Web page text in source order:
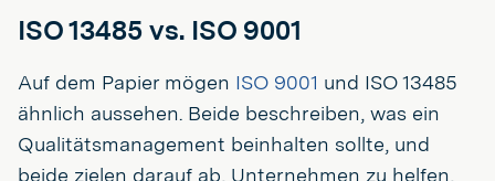
ISO 13485 vs. ISO 9001
Auf dem Papier mögen ISO 9001 und ISO 13485
ähnlich aussehen. Beide beschreiben, was ein
Qualitätsmanagement beinhalten sollte, und
beide zielen darauf ab, Unternehmen zu helfen,